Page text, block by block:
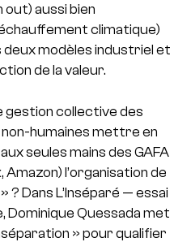
aussi bien
climatique)
deux modèles industriel et
de la valeur.
gestion collective des
humaines mettre en
seules mains des GAFA
Amazon) l’organisation de
? Dans L’Inséparé — essai
Dominique Quessada met
» pour qualifier